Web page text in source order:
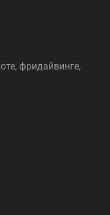
фридайвинге,